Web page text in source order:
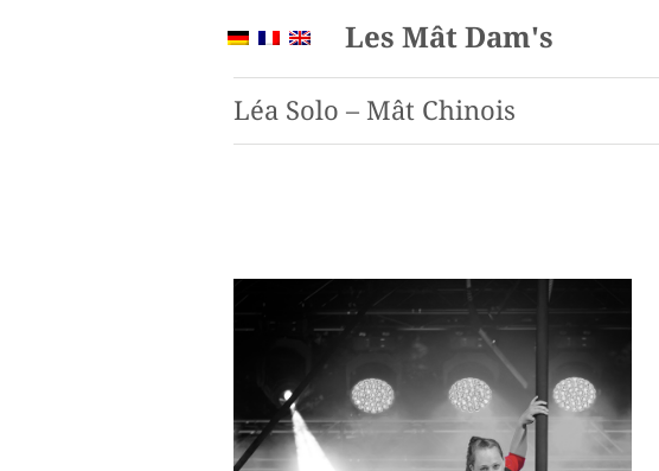
Les Mât Dam's
Léa Solo – Mât Chinois